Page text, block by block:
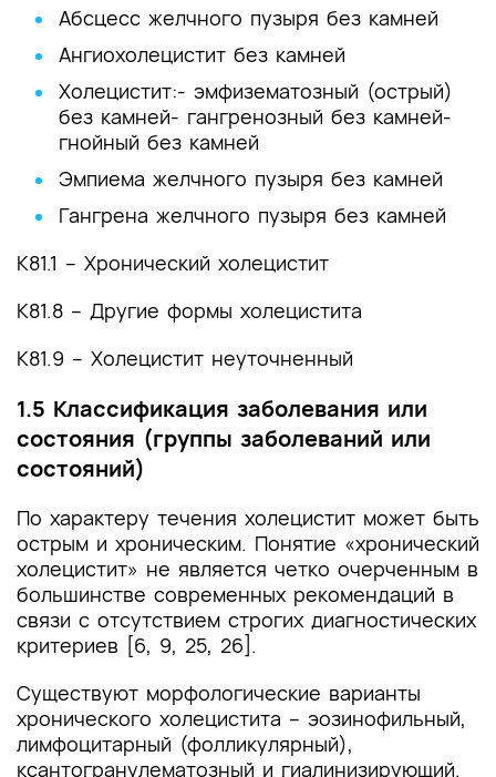
Абсцесс желчного пузыря без камней
Ангиохолецистит без камней
Холецистит:- эмфизематозный (острый)
без камней- гангренозный без камней-
гнойный без камней
Эмпиема желчного пузыря без камней
Гангрена желчного пузыря без камней
К81.1 – Хронический холецистит
К81.8 – Другие формы холецистита
К81.9 – Холецистит неуточненный
1.5 Классификация заболевания или
состояния (группы заболеваний или
состояний)
По характеру течения холецистит может быть
острым и хроническим. Понятие «хронический
холецистит» не является четко очерченным в
большинстве современных рекомендаций в
связи с отсутствием строгих диагностических
критериев [6, 9, 25, 26].
Существуют морфологические варианты
хронического холецистита – эозинофильный,
лимфоцитарный (фолликулярный),
ксантогранулематозный и гиалинизирующий.